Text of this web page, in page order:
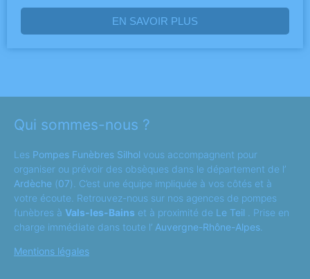
EN SAVOIR PLUS
Qui sommes-nous ?
Les Pompes Funèbres Silhol vous accompagnent pour
organiser ou prévoir des obsèques dans le département de l’
Ardèche (07). C’est une équipe impliquée à vos côtés et à
votre écoute. Retrouvez-nous sur nos agences de pompes
funèbres à Vals-les-Bains et à proximité de Le Teil . Prise en
charge immédiate dans toute l’ Auvergne-Rhône-Alpes
Mentions légales